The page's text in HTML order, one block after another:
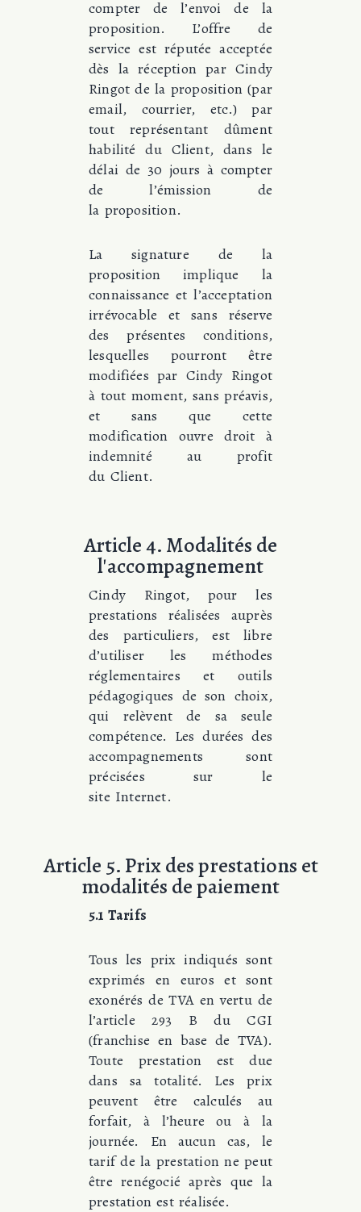
compter de l’envoi de la
proposition. L’offre de
service est réputée acceptée
dès la réception par Cindy
Ringot de la proposition (par
email, courrier, etc.) par
tout représentant dûment
habilité du Client, dans le
délai de 30 jours à compter
de l’émission de
la proposition.
La signature de la
proposition implique la
connaissance et l’acceptation
irrévocable et sans réserve
des présentes conditions,
lesquelles pourront être
modifiées par Cindy Ringot
à tout moment, sans préavis,
et sans que cette
modification ouvre droit à
indemnité au profit
du Client.
Article 4. Modalités de
l'accompagnement
Cindy Ringot, pour les
prestations réalisées auprès
des particuliers, est libre
d’utiliser les méthodes
réglementaires et outils
pédagogiques de son choix,
qui relèvent de sa seule
compétence. Les durées des
accompagnements sont
précisées sur le
site Internet.
Article 5. Prix des prestations et
modalités de paiement
5.1 Tarifs
Tous les prix indiqués sont
exprimés en euros et sont
exonérés de TVA en vertu de
l’article 293 B du CGI
(franchise en base de TVA).
Toute prestation est due
dans sa totalité. Les prix
peuvent être calculés au
forfait, à l’heure ou à la
journée. En aucun cas, le
tarif de la prestation ne peut
être renégocié après que la
prestation est réalisée.